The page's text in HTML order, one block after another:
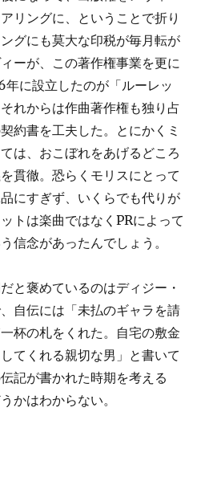
リングに、ということで折り
グにも莫大な印税が毎月転が
ーが、この著作権事業を更に
に設立したのが「ルーレッ
れからは作曲著作権も独り占
約書を工夫した。とにかくミ
は、おこぼれをあげるどころ
貫徹。恐らくモリスにとって
にすぎず、いくらでも代りが
トは楽曲ではなくPRによって
信念があったんでしょう。
と褒めているのはディジー・
自伝には「未払のギャラを請
杯の札をくれた。自宅の敷金
てくれる親切な男」と書いて
記が書かれた時期を考える
かはわからない。